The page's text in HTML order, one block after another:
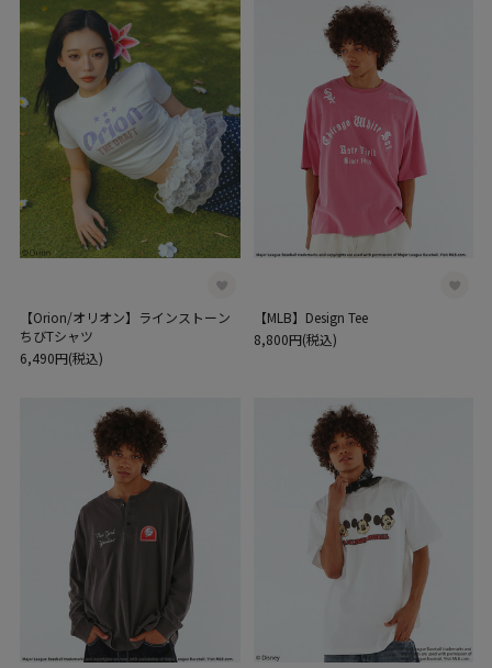
【Orion/オリオン】ラインストーン
ちびTシャツ
6,490円(税込)
【MLB】Design Tee
8,800円(税込)